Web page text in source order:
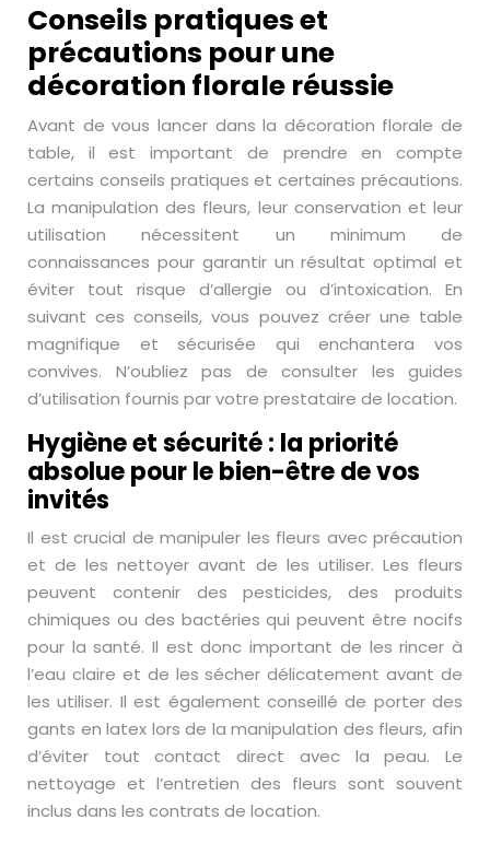
Conseils pratiques et
précautions pour une
décoration florale réussie
Avant de vous lancer dans la décoration florale de
table, il est important de prendre en compte
certains conseils pratiques et certaines précautions.
La manipulation des fleurs, leur conservation et leur
utilisation nécessitent un minimum de
connaissances pour garantir un résultat optimal et
éviter tout risque d’allergie ou d’intoxication. En
suivant ces conseils, vous pouvez créer une table
magnifique et sécurisée qui enchantera vos
convives. N’oubliez pas de consulter les guides
d’utilisation fournis par votre prestataire de location.
Hygiène et sécurité : la priorité
absolue pour le bien-être de vos
invités
Il est crucial de manipuler les fleurs avec précaution
et de les nettoyer avant de les utiliser. Les fleurs
peuvent contenir des pesticides, des produits
chimiques ou des bactéries qui peuvent être nocifs
pour la santé. Il est donc important de les rincer à
l’eau claire et de les sécher délicatement avant de
les utiliser. Il est également conseillé de porter des
gants en latex lors de la manipulation des fleurs, afin
d’éviter tout contact direct avec la peau. Le
nettoyage et l’entretien des fleurs sont souvent
inclus dans les contrats de location.